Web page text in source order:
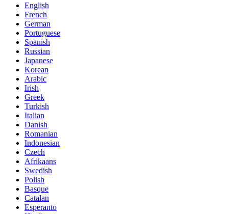
English
French
German
Portuguese
Spanish
Russian
Japanese
Korean
Arabic
Irish
Greek
Turkish
Italian
Danish
Romanian
Indonesian
Czech
Afrikaans
Swedish
Polish
Basque
Catalan
Esperanto